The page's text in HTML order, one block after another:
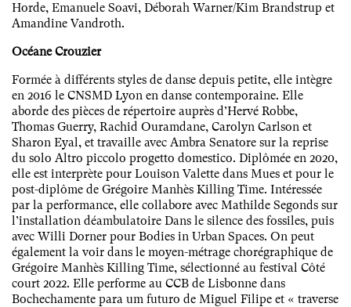
Horde, Emanuele Soavi, Déborah Warner/Kim Brandstrup et
Amandine Vandroth.
Océane Crouzier
Formée à différents styles de danse depuis petite, elle intègre
en 2016 le CNSMD Lyon en danse contemporaine. Elle
aborde des pièces de répertoire auprès d’Hervé Robbe,
Thomas Guerry, Rachid Ouramdane, Carolyn Carlson et
Sharon Eyal, et travaille avec Ambra Senatore sur la reprise
du solo Altro piccolo progetto domestico. Diplômée en 2020,
elle est interprète pour Louison Valette dans Mues et pour le
post-diplôme de Grégoire Manhès Killing Time. Intéressée
par la performance, elle collabore avec Mathilde Segonds sur
l’installation déambulatoire Dans le silence des fossiles, puis
avec Willi Dorner pour Bodies in Urban Spaces. On peut
également la voir dans le moyen-métrage chorégraphique de
Grégoire Manhès Killing Time, sélectionné au festival Côté
court 2022. Elle performe au CCB de Lisbonne dans
Bochechamente para um futuro de Miguel Filipe et « traverse